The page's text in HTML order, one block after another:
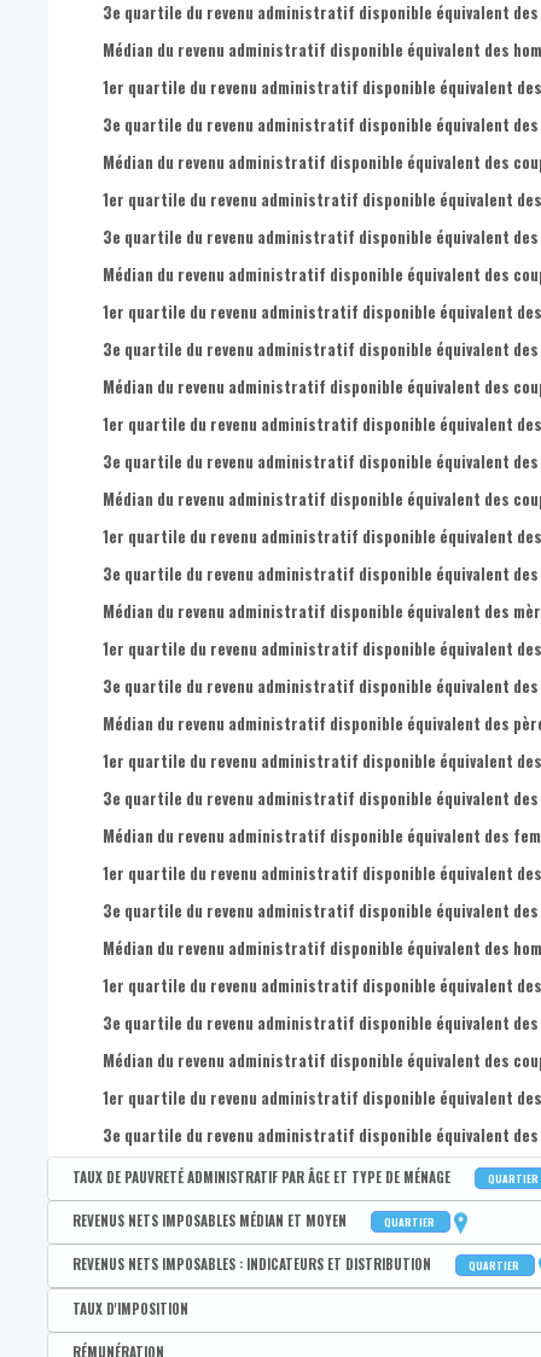
3e quartile du revenu administratif disponible équivalent des
Médian du revenu administratif disponible équivalent des
1er quartile du revenu administratif disponible équivalent des
3e quartile du revenu administratif disponible équivalent des
Médian du revenu administratif disponible équivalent des
1er quartile du revenu administratif disponible équivalent
3e quartile du revenu administratif disponible équivalent des
Médian du revenu administratif disponible équivalent des
1er quartile du revenu administratif disponible équivalent
3e quartile du revenu administratif disponible équivalent des
Médian du revenu administratif disponible équivalent des
1er quartile du revenu administratif disponible équivalent
3e quartile du revenu administratif disponible équivalent des
Médian du revenu administratif disponible équivalent des
1er quartile du revenu administratif disponible équivalent
3e quartile du revenu administratif disponible équivalent
Médian du revenu administratif disponible équivalent des
1er quartile du revenu administratif disponible équivalent
3e quartile du revenu administratif disponible équivalent
Médian du revenu administratif disponible équivalent des
1er quartile du revenu administratif disponible équivalent
3e quartile du revenu administratif disponible équivalent
Médian du revenu administratif disponible équivalent des
1er quartile du revenu administratif disponible équivalent
3e quartile du revenu administratif disponible équivalent des
Médian du revenu administratif disponible équivalent des
1er quartile du revenu administratif disponible équivalent
3e quartile du revenu administratif disponible équivalent des
Médian du revenu administratif disponible équivalent des
1er quartile du revenu administratif disponible équivalent
3e quartile du revenu administratif disponible équivalent des
TAUX DE PAUVRETÉ ADMINISTRATIF PAR ÂGE ET TYPE DE MÉNAGE QUARTIER
Disponible par : Commune - Arrondissement - Province - Quartier
Taux de pauvreté administratif de la population
Taux de pauvreté administratif des 0-17 ans
Taux de pauvreté administratif des 18-24 ans
REVENUS NETS IMPOSABLES MÉDIAN ET MOYEN QUARTIER
Disponible par : Commune - Arrondissement - Province - Quartier
Revenu médian par déclaration
Revenu moyen par déclaration
REVENUS NETS IMPOSABLES : INDICATEURS ET DISTRIBUTION QUARTIER
Disponible par :Commune - Arrondissement - Province - Quartier
Coefficient interquartile des revenus nets imposables par
TAUX D'IMPOSITION
Disponible par :Commune - Arrondissement - Province - Bassin EFE - Zone de
RÉMUNÉRATION